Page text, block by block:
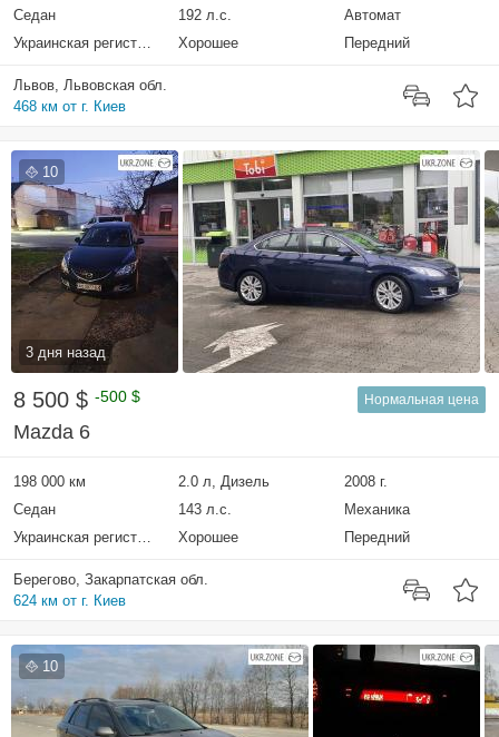
Седан
192 л.с.
Автомат
Украинская регистрация
Хорошее Передний
Львов, Львовская обл.
468 км от г. Киев
10
3 дня назад
8 500 $ -500 $ Нормальная цена
Mazda 6
198 000 км 2.0 л, Дизель
2008 г.
Седан
143 л.с.
Механика
Украинская регистрация
Хорошее Передний
Берегово, Закарпатская обл.
624 км от г. Киев
10